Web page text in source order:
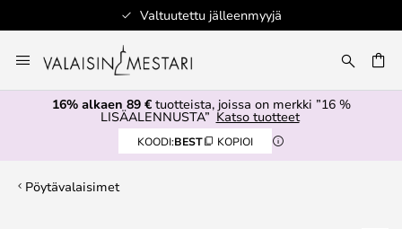
Valtuutettu jälleenmyyjä
to
Content
16% alkaen 89 €tuotteista, joissa on merkki ”16 %
LISÄALENNUSTA” Katso tuotteet
KOODI:BEST KOPIOI
Pöytävalaisimet